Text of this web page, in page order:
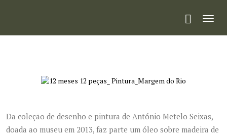
Da coleção de desenho e pintura de António Metelo Seixas,
doada ao museu em 2013, faz parte um óleo sobre madeira de